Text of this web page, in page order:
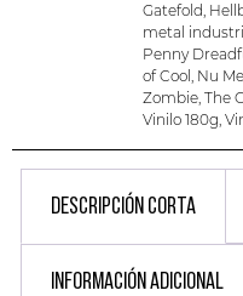
Gatefold,
metal
Penny
of Cool , Nu
Zombie, The
Vinilo 180g,
DESCRIPCIÓN CORTA
INFORMACIÓN ADICIONAL